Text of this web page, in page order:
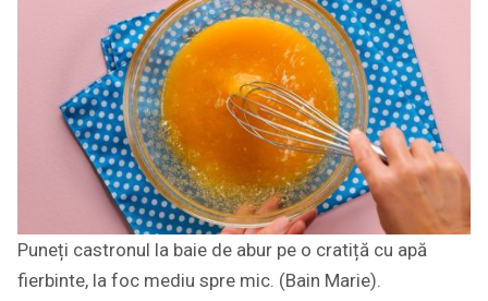
Puneți castronul la baie de abur pe o cratiță cu apă
fierbinte, la foc mediu spre mic. (Bain Marie).